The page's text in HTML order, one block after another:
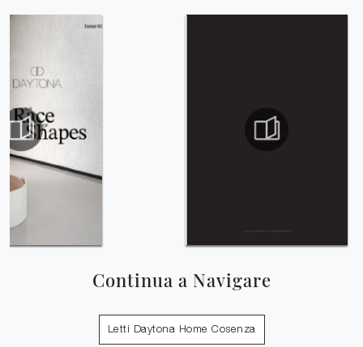
Continua a Navigare
Letti Daytona Home Cosenza